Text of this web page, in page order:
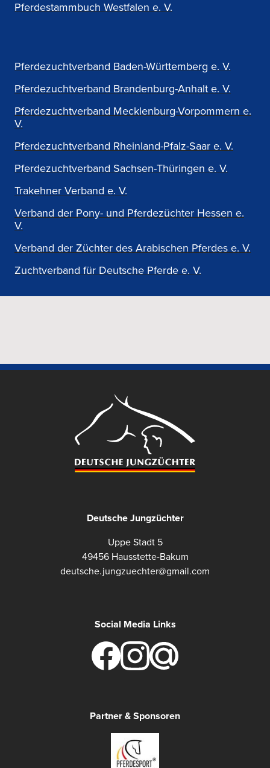
Pferdestammbuch Westfalen e. V.
Pferdezuchtverband Baden-Württemberg e. V.
Pferdezuchtverband Brandenburg-Anhalt e. V.
Pferdezuchtverband Mecklenburg-Vorpommern e.
V.
Pferdezuchtverband Rheinland-Pfalz-Saar e. V.
Pferdezuchtverband Sachsen-Thüringen e. V.
Trakehner Verband e. V.
Verband der Pony- und Pferdezüchter Hessen e.
V.
Verband der Züchter des Arabischen Pferdes e. V.
Zuchtverband für Deutsche Pferde e. V.
Deutsche Jungzüchter
Uppe Stadt 5
49456 Hausstette-Bakum
deutsche.jungzuechter@gmail.com
Social Media Links
Partner & Sponsoren